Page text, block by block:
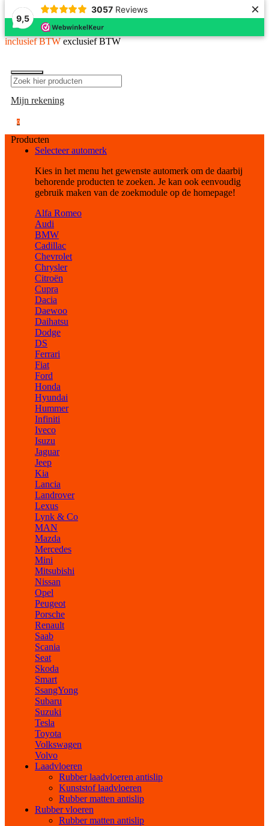
9,5
3057 Reviews ×
inclusief BTW exclusief BTW
Mijn rekening
0
Producten
Selecteer automerk
Kies in het menu het gewenste automerk om de daarbij
behorende producten te zoeken. Je kan ook eenvoudig
gebruik maken van de zoekmodule op de homepage!
Alfa Romeo
Audi
BMW
Cadillac
Chevrolet
Chrysler
Citroën
Cupra
Dacia
Daewoo
Daihatsu
Dodge
DS
Ferrari
Fiat
Ford
Honda
Hyundai
Hummer
Infiniti
Iveco
Isuzu
Jaguar
Jeep
Kia
Lancia
Landrover
Lexus
Lynk & Co
MAN
Mazda
Mercedes
Mini
Mitsubishi
Nissan
Opel
Peugeot
Porsche
Renault
Saab
Scania
Seat
Skoda
Smart
SsangYong
Subaru
Suzuki
Tesla
Toyota
Volkswagen
Volvo
Laadvloeren
Rubber laadvloeren antislip
Kunststof laadvloeren
Rubber matten antislip
Rubber vloeren
Rubber matten antislip